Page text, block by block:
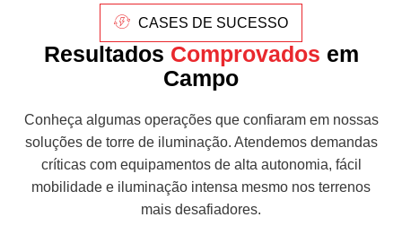
CASES DE SUCESSO
Resultados Comprovados em
Campo
Conheça algumas operações que confiaram em nossas
soluções de torre de iluminação. Atendemos demandas
críticas com equipamentos de alta autonomia, fácil
mobilidade e iluminação intensa mesmo nos terrenos
mais desafiadores.